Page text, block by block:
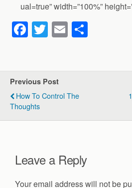
ual=true” width=”100%”
F
a
e
b
o
o
T
wi
er
E
m
e
Previous Post
How To Control The
Thoughts
1الحلقة – 4 – محبة الله الغير
Leave a Reply
Your email address will not be